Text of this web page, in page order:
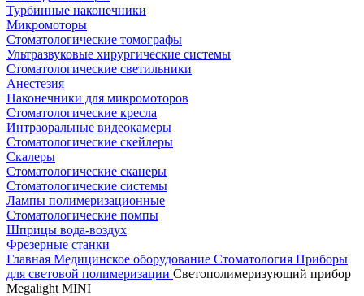
Турбинные наконечники
Микромоторы
Стоматологические томографы
Ультразвуковые хирургические системы
Стоматологические светильники
Анестезия
Наконечники для микромоторов
Стоматологические кресла
Интраоральные видеокамеры
Стоматологические скейлеры
Скалеры
Стоматологические сканеры
Стоматологические системы
Лампы полимеризационные
Стоматологические помпы
Шприцы вода-воздух
Фрезерные станки
Главная Медицинское оборудование Стоматология Приборы
для световой полимеризации Светополимеризующий прибор
Megalight MINI